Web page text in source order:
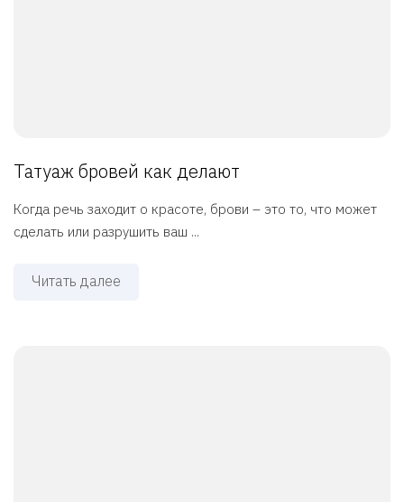
Татуаж бровей как делают
Когда речь заходит о красоте, брови – это то, что может
сделать или разрушить ваш ...
Читать далее